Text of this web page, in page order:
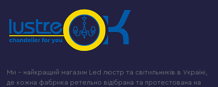
Ми – найкращий магазин Led люстр та світильників в Україні,
де кожна фабрика ретельно відібрана та протестована на